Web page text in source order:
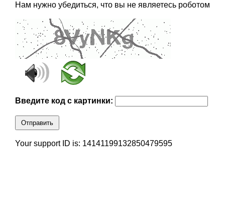
Нам нужно убедиться, что вы не являетесь роботом
Введите код с картинки:
Отправить
Your support ID is: 14141199132850479595